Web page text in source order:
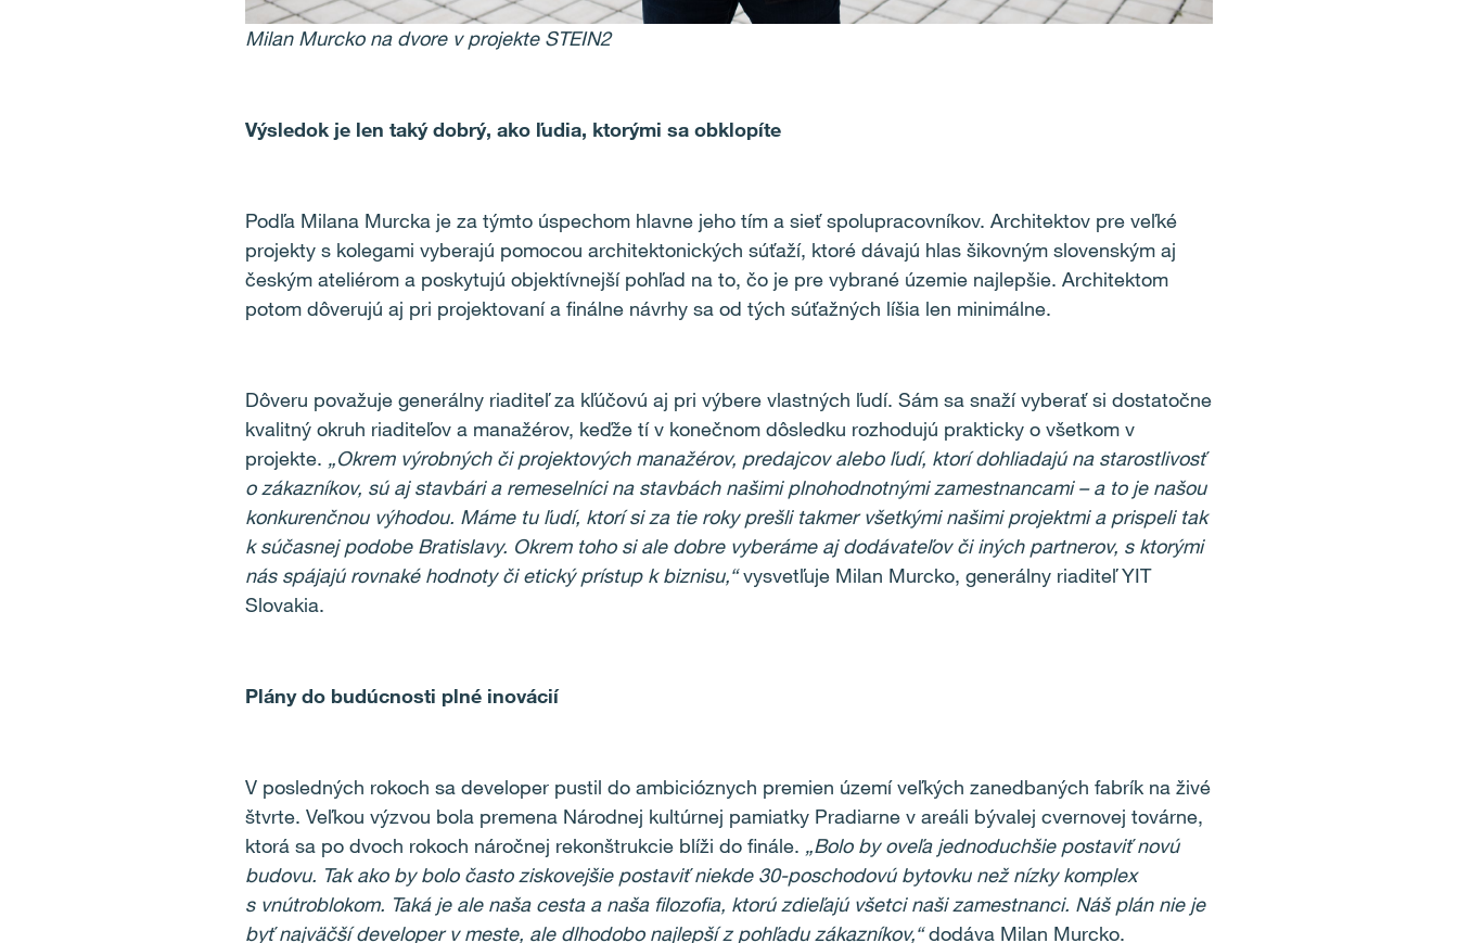
Milan Murcko na dvore v projekte STEIN2
Výsledok je len taký dobrý, ako ľudia, ktorými sa obklopíte
Podľa Milana Murcka je za týmto úspechom hlavne jeho tím a sieť spolupracovníkov. Architektov pre veľké
projekty s kolegami vyberajú pomocou architektonických súťaží, ktoré dávajú hlas šikovným slovenským aj
českým ateliérom a poskytujú objektívnejší pohľad na to, čo je pre vybrané územie najlepšie. Architektom
potom dôverujú aj pri projektovaní a finálne návrhy sa od tých súťažných líšia len minimálne.
Dôveru považuje generálny riaditeľ za kľúčovú aj pri výbere vlastných ľudí. Sám sa snaží vyberať si dostatočne
kvalitný okruh riaditeľov a manažérov, keďže tí v konečnom dôsledku rozhodujú prakticky o všetkom v
projekte. „Okrem výrobných či projektových manažérov, predajcov alebo ľudí, ktorí dohliadajú na starostlivosť
o zákazníkov, sú aj stavbári a remeselníci na stavbách našimi plnohodnotnými zamestnancami – a to je našou
konkurenčnou výhodou. Máme tu ľudí, ktorí si za tie roky prešli takmer všetkými našimi projektmi a prispeli tak
k súčasnej podobe Bratislavy. Okrem toho si ale dobre vyberáme aj dodávateľov či iných partnerov, s ktorými
nás spájajú rovnaké hodnoty či etický prístup k biznisu,“vysvetľuje Milan Murcko, generálny riaditeľ YIT
Slovakia.
Plány do budúcnosti plné inovácií
V posledných rokoch sa developer pustil do ambicióznych premien území veľkých zanedbaných fabrík na živé
štvrte. Veľkou výzvou bola premena Národnej kultúrnej pamiatky Pradiarne v areáli bývalej cvernovej továrne,
ktorá sa po dvoch rokoch náročnej rekonštrukcie blíži do finále. „Bolo by oveľa jednoduchšie postaviť novú
budovu. Tak ako by bolo často ziskovejšie postaviť niekde 30-poschodovú bytovku než nízky komplex
s vnútroblokom. Taká je ale naša cesta a naša filozofia, ktorú zdieľajú všetci naši zamestnanci. Náš plán nie je
byť najväčší developer v meste, ale dlhodobo najlepší z pohľadu zákazníkov,“dodáva Milan Murcko.